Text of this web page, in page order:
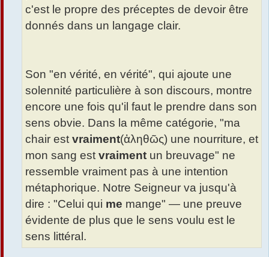
c'est le propre des préceptes de devoir être
donnés dans un langage clair.
Son "en vérité, en vérité", qui ajoute une
solennité particulière à son discours, montre
encore une fois qu'il faut le prendre dans son
sens obvie. Dans la même catégorie, "ma
chair est vraiment(ἀληθῶς) une nourriture, et
mon sang est vraiment un breuvage" ne
ressemble vraiment pas à une intention
métaphorique. Notre Seigneur va jusqu'à
dire : "Celui qui me mange" — une preuve
évidente de plus que le sens voulu est le
sens littéral.